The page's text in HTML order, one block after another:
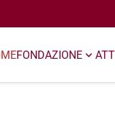
FONDAZIONE